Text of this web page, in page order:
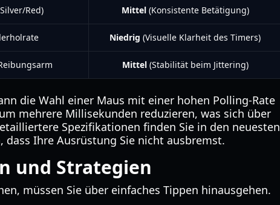
Red) Mittel(Konsistente Betätigung)
Niedrig (Visuelle Klarheit des Timers)
Mittel(Stabilität beim Jittering)
die Wahl einer Maus mit einer hohen Polling-Rate
mehrere Millisekunden reduzieren, was sich über
Spezifikationen finden Sie in den neuesten
dass Ihre Ausrüstung Sie nicht ausbremst.
und Strategien
müssen Sie über einfaches Tippen hinausgehen.